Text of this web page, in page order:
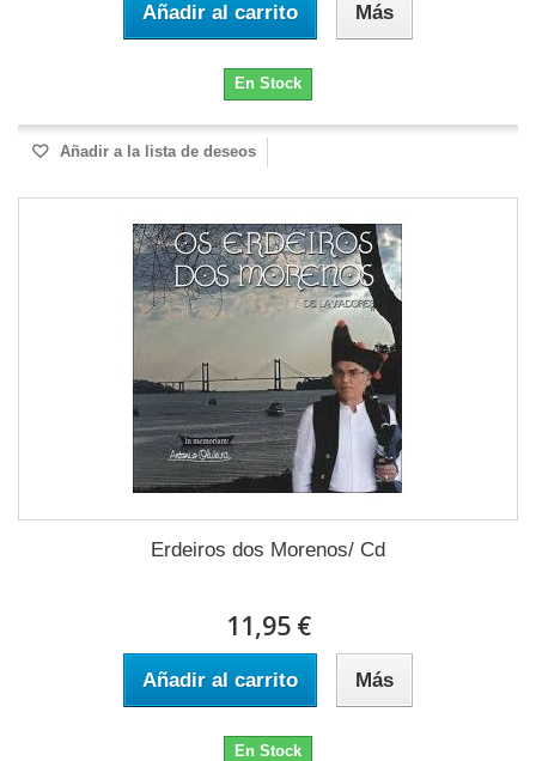
Añadir al carrito Más
En Stock
Añadir a la lista de deseos
Erdeiros dos Morenos/ Cd
11,95 €
Añadir al carrito Más
En Stock